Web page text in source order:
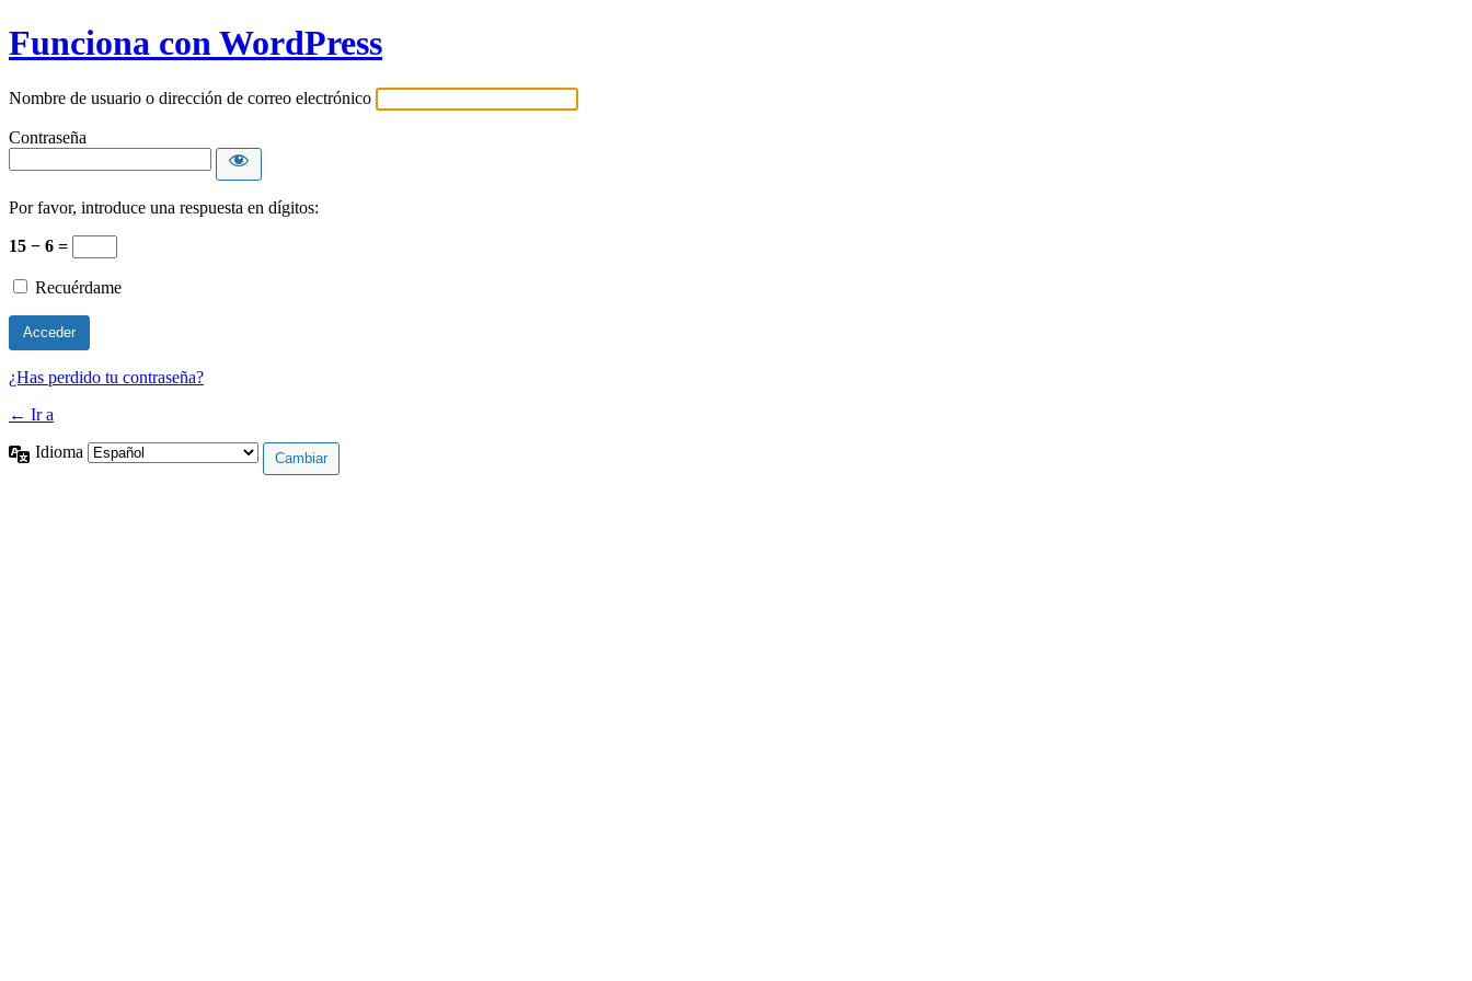
Funciona con WordPress
Nombre de usuario o dirección de correo electrónico
Contraseña
Por favor, introduce una respuesta en dígitos:
15 − 6 =
Recuérdame
¿Has perdido tu contraseña?
← Ir a
Idioma